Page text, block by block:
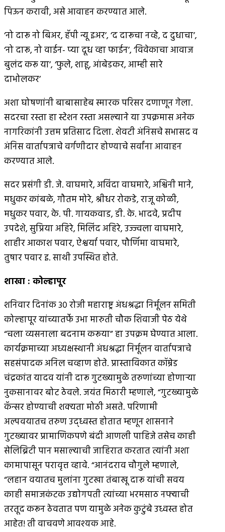
पिऊन करावी, असे आवाहन करण्यात आले.
‘नो दारू नो बिअर, हॅपी न्यू इअर’, ‘द दारूचा नव्हे, द दुधाचा’,
‘नो दारू, नो वाईन- प्या दूध व्हा फाईन’, ‘विवेकाचा आवाज
बुलंद करू या’, ‘फुले, शाहू, आंबेडकर, आम्ही सारे
दाभोलकर’
अशा घोषणांनी बाबासाहेब स्मारक परिसर दणाणून गेला.
सदरचा रस्ता हा स्टेशन रस्ता असल्याने या उपक्रमास अनेक
नागरिकांनी उत्तम प्रतिसाद दिला. शेवटी अंनिसचे सभासद व
अंनिस वार्तापत्राचे वर्गणीदार होण्याचे सर्वांना आवाहन
करण्यात आले.
सदर प्रसंगी डी. जे. वाघमारे, अविंदा वाघमारे, अश्विनी माने,
मधुकर कांबळे, गौतम मोरे, श्रीधर रोकडे, राजू कोळी,
मधुकर पवार, के. पी. गायकवाड, डी. के. भादवे, प्रदीप
उपदेशे, सुप्रिया अहिरे, मिलिंद अहिरे, उज्ज्वला वाघमारे,
शाहीर आकाश पवार, ऐश्वर्या पवार, पौर्णिमा वाघमारे,
तुषार पवार इ. साथी उपस्थित होते.
शाखा : कोल्हापूर
शनिवार दिनांक ३० रोजी महाराष्ट्र अंधश्रद्धा निर्मूलन समिती
कोल्हापूर यांच्यातर्फे उभा मारुती चौक शिवाजी पेठ येथे
“चला व्यसनाला बदनाम करूया” हा उपक्रम घेण्यात आला.
कार्यक्रमाच्या अध्यक्षस्थानी अंधश्रद्धा निर्मूलन वार्तापत्राचे
सहसंपादक अनिल चव्हाण होते. प्रास्ताविकात कॉम्रेड
चंद्रकांत यादव यांनी दारू गुटख्यामुळे तरुणांच्या होणार्‍या
नुकसानावर बोट ठेवले. जयंत मिठारी म्हणाले, “गुटख्यामुळे
कॅन्सर होण्याची शक्यता मोठी असते. परिणामी
अल्पवयातच तरुण उद्ध्वस्त होतात म्हणून शासनाने
गुटख्यावर प्रामाणिकपणे बंदी आणली पाहिजे तसेच काही
सेलिब्रिटी पान मसाल्याची जाहिरात करतात त्यांनी अशा
कामापासून परावृत्त व्हावे. “आनंदराव चौगुले म्हणाले,
“लहान वयातच मुलांना गुटखा तंबाखू दारू यांची सवय
काही समाजकंटक उद्योगपती त्यांच्या भरमसाठ नफ्याची
तरतूद करून ठेवतात पण यामुळे अनेक कुटुंबे उध्वस्त होत
आहेत! ती वाचवणे आवश्यक आहे.